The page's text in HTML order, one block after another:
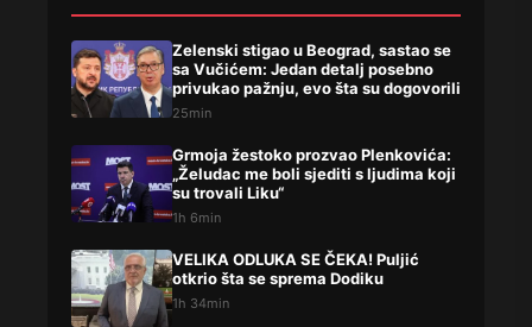
Zelenski stigao u Beograd, sastao se
sa Vučićem: Jedan detalj posebno
privukao pažnju, evo šta su dogovorili
25min
Grmoja žestoko prozvao Plenkovića:
„Želudac me boli sjediti s ljudima koji
su trovali Liku“
1h 6min
VELIKA ODLUKA SE ČEKA! Puljić
otkrio šta se sprema Dodiku
1h 34min